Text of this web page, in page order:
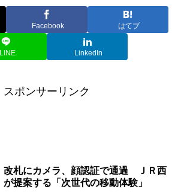
Facebook はてブ
LINE LinkedIn
スポンサーリンク
改札にカメラ、顔認証で通過 ＪＲ西
が提案する「次世代の移動体験」